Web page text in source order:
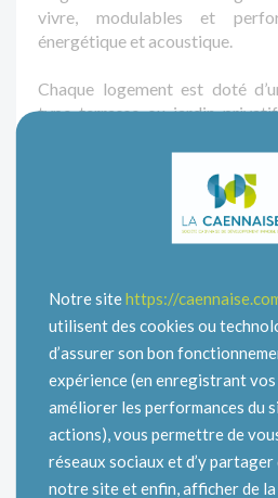
vivre, modulables et
énergétique et acoustique.
Chaque logement est doté
type terrasse ou jardin
mode de déplacement
Aux logements sont
stationnement privatives.
Les maisons individuelles
D’autres projets sont à venir,
l’actualité de La Caennaise.
Lien vers article Ouest-France
Notre sitehttps://
utilisent des cookies ou
d’assurer son bon
expérience (en enregistrant vos
améliorer les performances du
actions), vous permettre de
réseaux sociaux et d’y
notre site et enfin, afficher de